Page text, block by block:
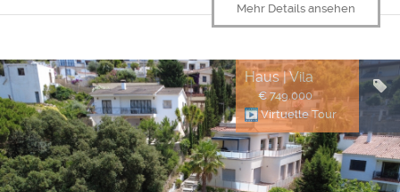
Mehr Details ansehen
Haus | Vila
€ 749.000
Virtuelle Tour